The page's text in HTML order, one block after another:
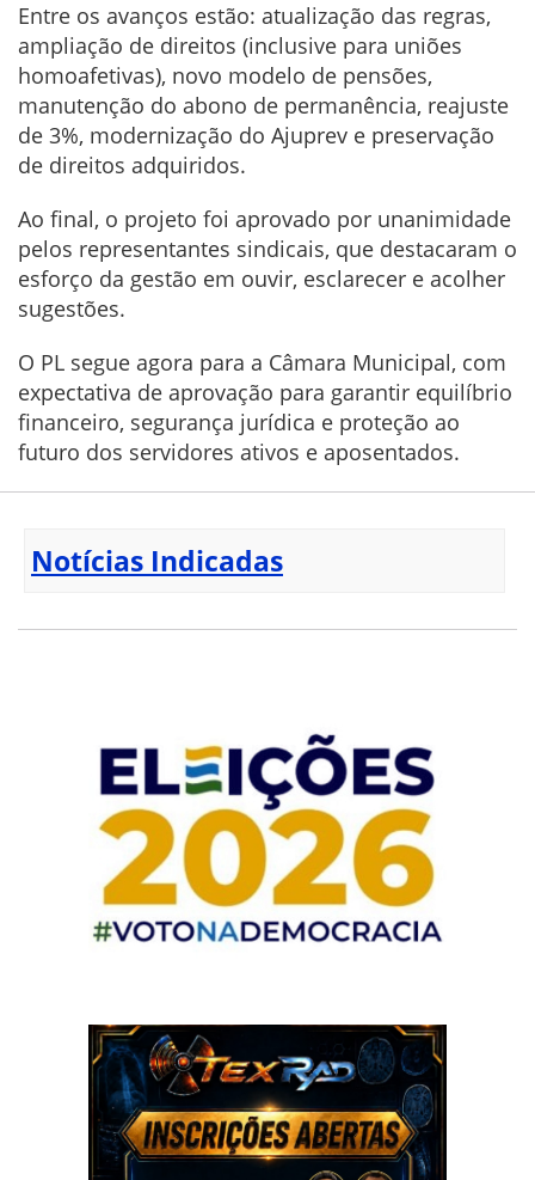
Entre os avanços estão: atualização das regras,
ampliação de direitos (inclusive para uniões
homoafetivas), novo modelo de pensões,
manutenção do abono de permanência, reajuste
de 3%, modernização do Ajuprev e preservação
de direitos adquiridos.
Ao final, o projeto foi aprovado por unanimidade
pelos representantes sindicais, que destacaram o
esforço da gestão em ouvir, esclarecer e acolher
sugestões.
O PL segue agora para a Câmara Municipal, com
expectativa de aprovação para garantir equilíbrio
financeiro, segurança jurídica e proteção ao
futuro dos servidores ativos e aposentados.
Notícias Indicadas